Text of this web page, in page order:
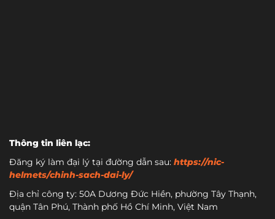
Thông tin liên lạc:
Đăng ký làm đại lý tại đường dẫn sau: https://nic-
helmets/chinh-sach-dai-ly/
Địa chỉ công ty: 50A Dương Đức Hiền, phường Tây Thạnh,
quận Tân Phú, Thành phố Hồ Chí Minh, Việt Nam